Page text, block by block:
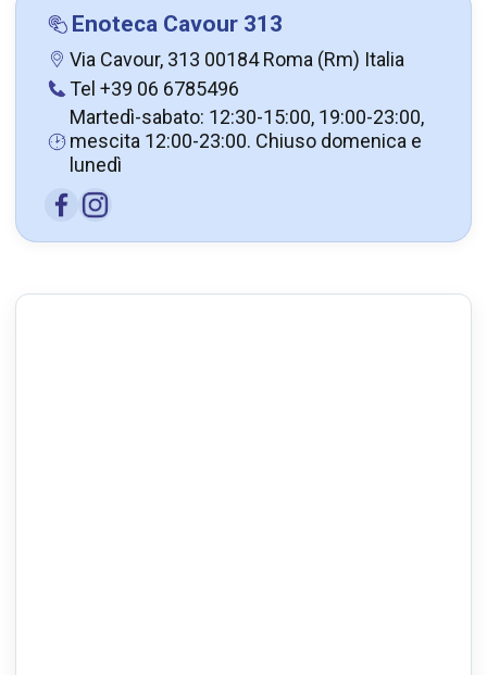
Enoteca Cavour 313
Via Cavour, 313 00184 Roma (Rm) Italia
Tel +39 06 6785496
Martedì-sabato: 12:30-15:00, 19:00-23:00,
mescita 12:00-23:00. Chiuso domenica e
lunedì